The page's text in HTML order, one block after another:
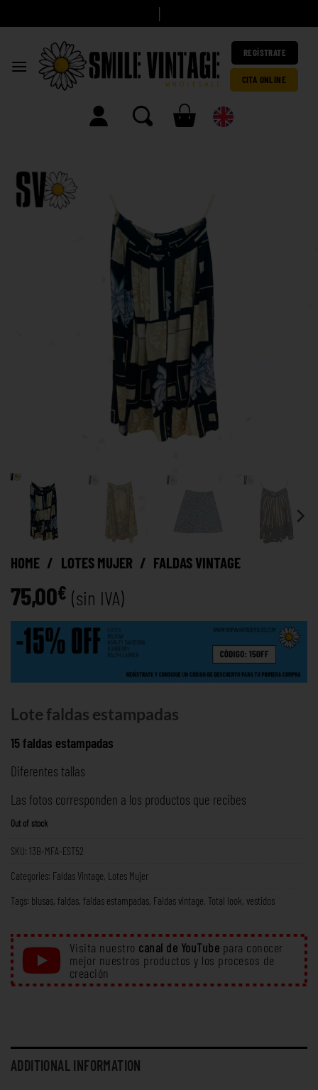
o
REGÍSTRATE
CITA ONLINE
HOME / LOTES MUJER / FALDAS VINTAGE
75,00€ (sin IVA)
Lote faldas estampadas
15 faldas estampadas
Diferentes tallas
Las fotos corresponden a los productos que recibes
Out of stock
SKU: 13B-MFA-EST52
Categories: Faldas Vintage, Lotes Mujer
Tags: blusas, faldas, faldas estampadas, Faldas vintage, Total look, vestidos
Visita nuestro canal de YouTube para conocer
mejor nuestros productos y los procesos de
creación
ADDITIONAL INFORMATION